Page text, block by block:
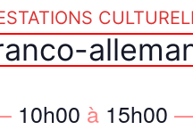
– 10h00 à 15h00